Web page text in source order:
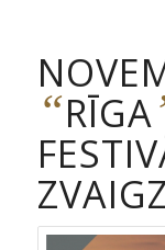
“RĪGA